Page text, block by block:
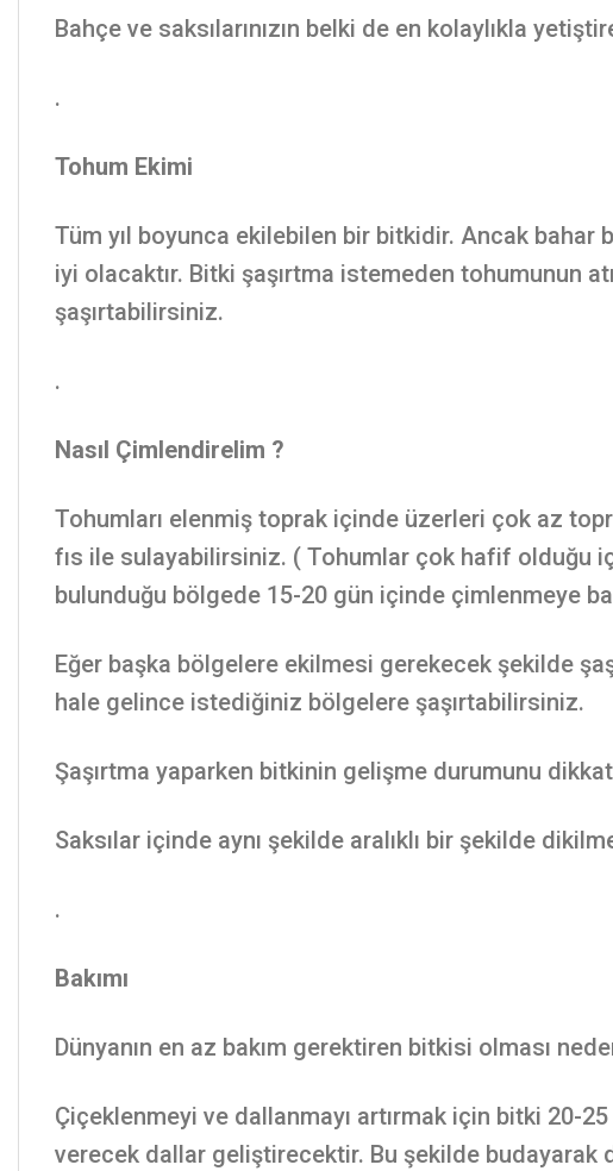
Bahçe ve saksılarınızın belki de en kolaylıkla
.
Tohum Ekimi
Tüm yıl boyunca ekilebilen bir bitkidir. Ancak
iyi olacaktır. Bitki şaşırtma istemeden tohumunun
şaşırtabilirsiniz.
.
Nasıl Çimlendirelim ?
Tohumları elenmiş toprak içinde üzerleri çok az
fıs ile sulayabilirsiniz. ( Tohumlar çok hafif olduğu
bulunduğu bölgede 15-20 gün içinde çimlenmeye
Eğer başka bölgelere ekilmesi gerekecek şekilde
hale gelince istediğiniz bölgelere şaşırtabilirsiniz.
Şaşırtma yaparken bitkinin gelişme durumunu
Saksılar içinde aynı şekilde aralıklı bir şekilde
.
Bakımı
Dünyanın en az bakım gerektiren bitkisi olması
Çiçeklenmeyi ve dallanmayı artırmak için bitki 20-
verecek dallar geliştirecektir. Bu şekilde budayarak